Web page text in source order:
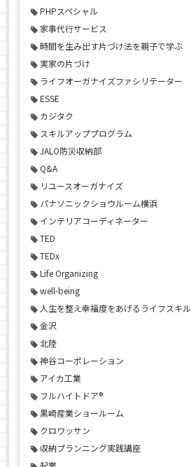
PHPスペシャル
家事代行サービス
時間を生み出す片づけ法を親子で学ぶ
実家の片づけ
ライフオーガナイズファシリテーター
ESSE
カジタク
スキルアッププログラム
JALO防災収納部
Q&A
リユースオーガナイズ
パナソニックショウルーム横浜
インテリアコーディネーター
TED
TEDx
Life Organizing
well-being
人生を整え幸福度をあげるライフスキル
金沢
北陸
神谷コーポレーション
アイカ工業
フルハイトドア®
黒崎産業ショールーム
クロワッサン
収納プランニング実践講座